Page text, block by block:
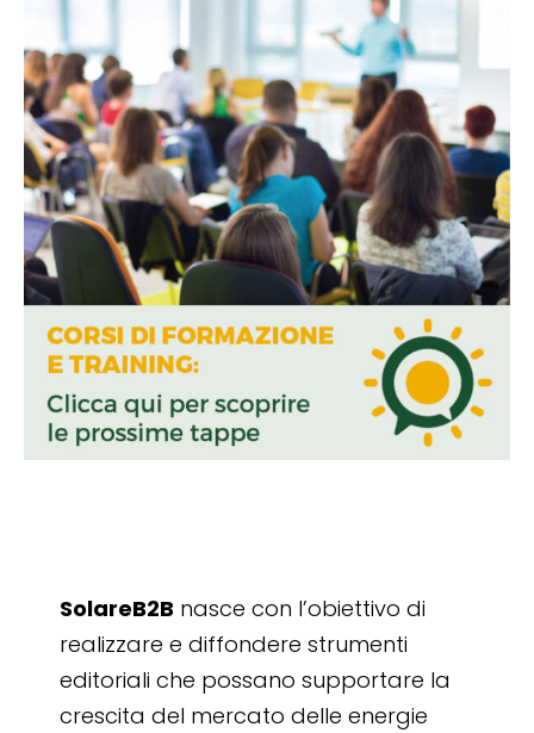
SolareB2B nasce con l’obiettivo di
realizzare e diffondere strumenti
editoriali che possano supportare la
crescita del mercato delle energie